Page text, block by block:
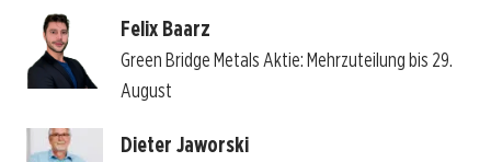
Felix Baarz
Green Bridge Metals Aktie: Mehrzuteilung bis 29.
August
Dieter Jaworski